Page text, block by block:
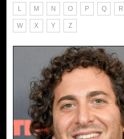
L M N O P Q R
W X Y Z